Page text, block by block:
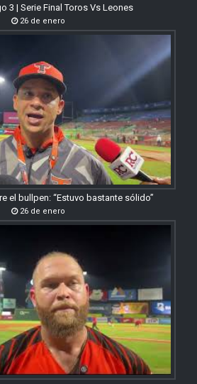
3 | Serie Final Toros Vs Leones
26 de enero
el bullpen: “Estuvo bastante sólido”
26 de enero